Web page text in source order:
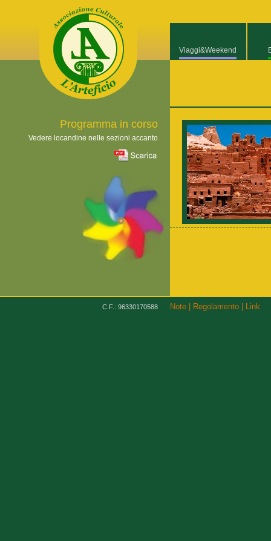
Viaggi&Weekend
Programma in corso
Vedere locandine nelle sezioni accanto
C.F.: 96330170588 Note| Regolamento| Link